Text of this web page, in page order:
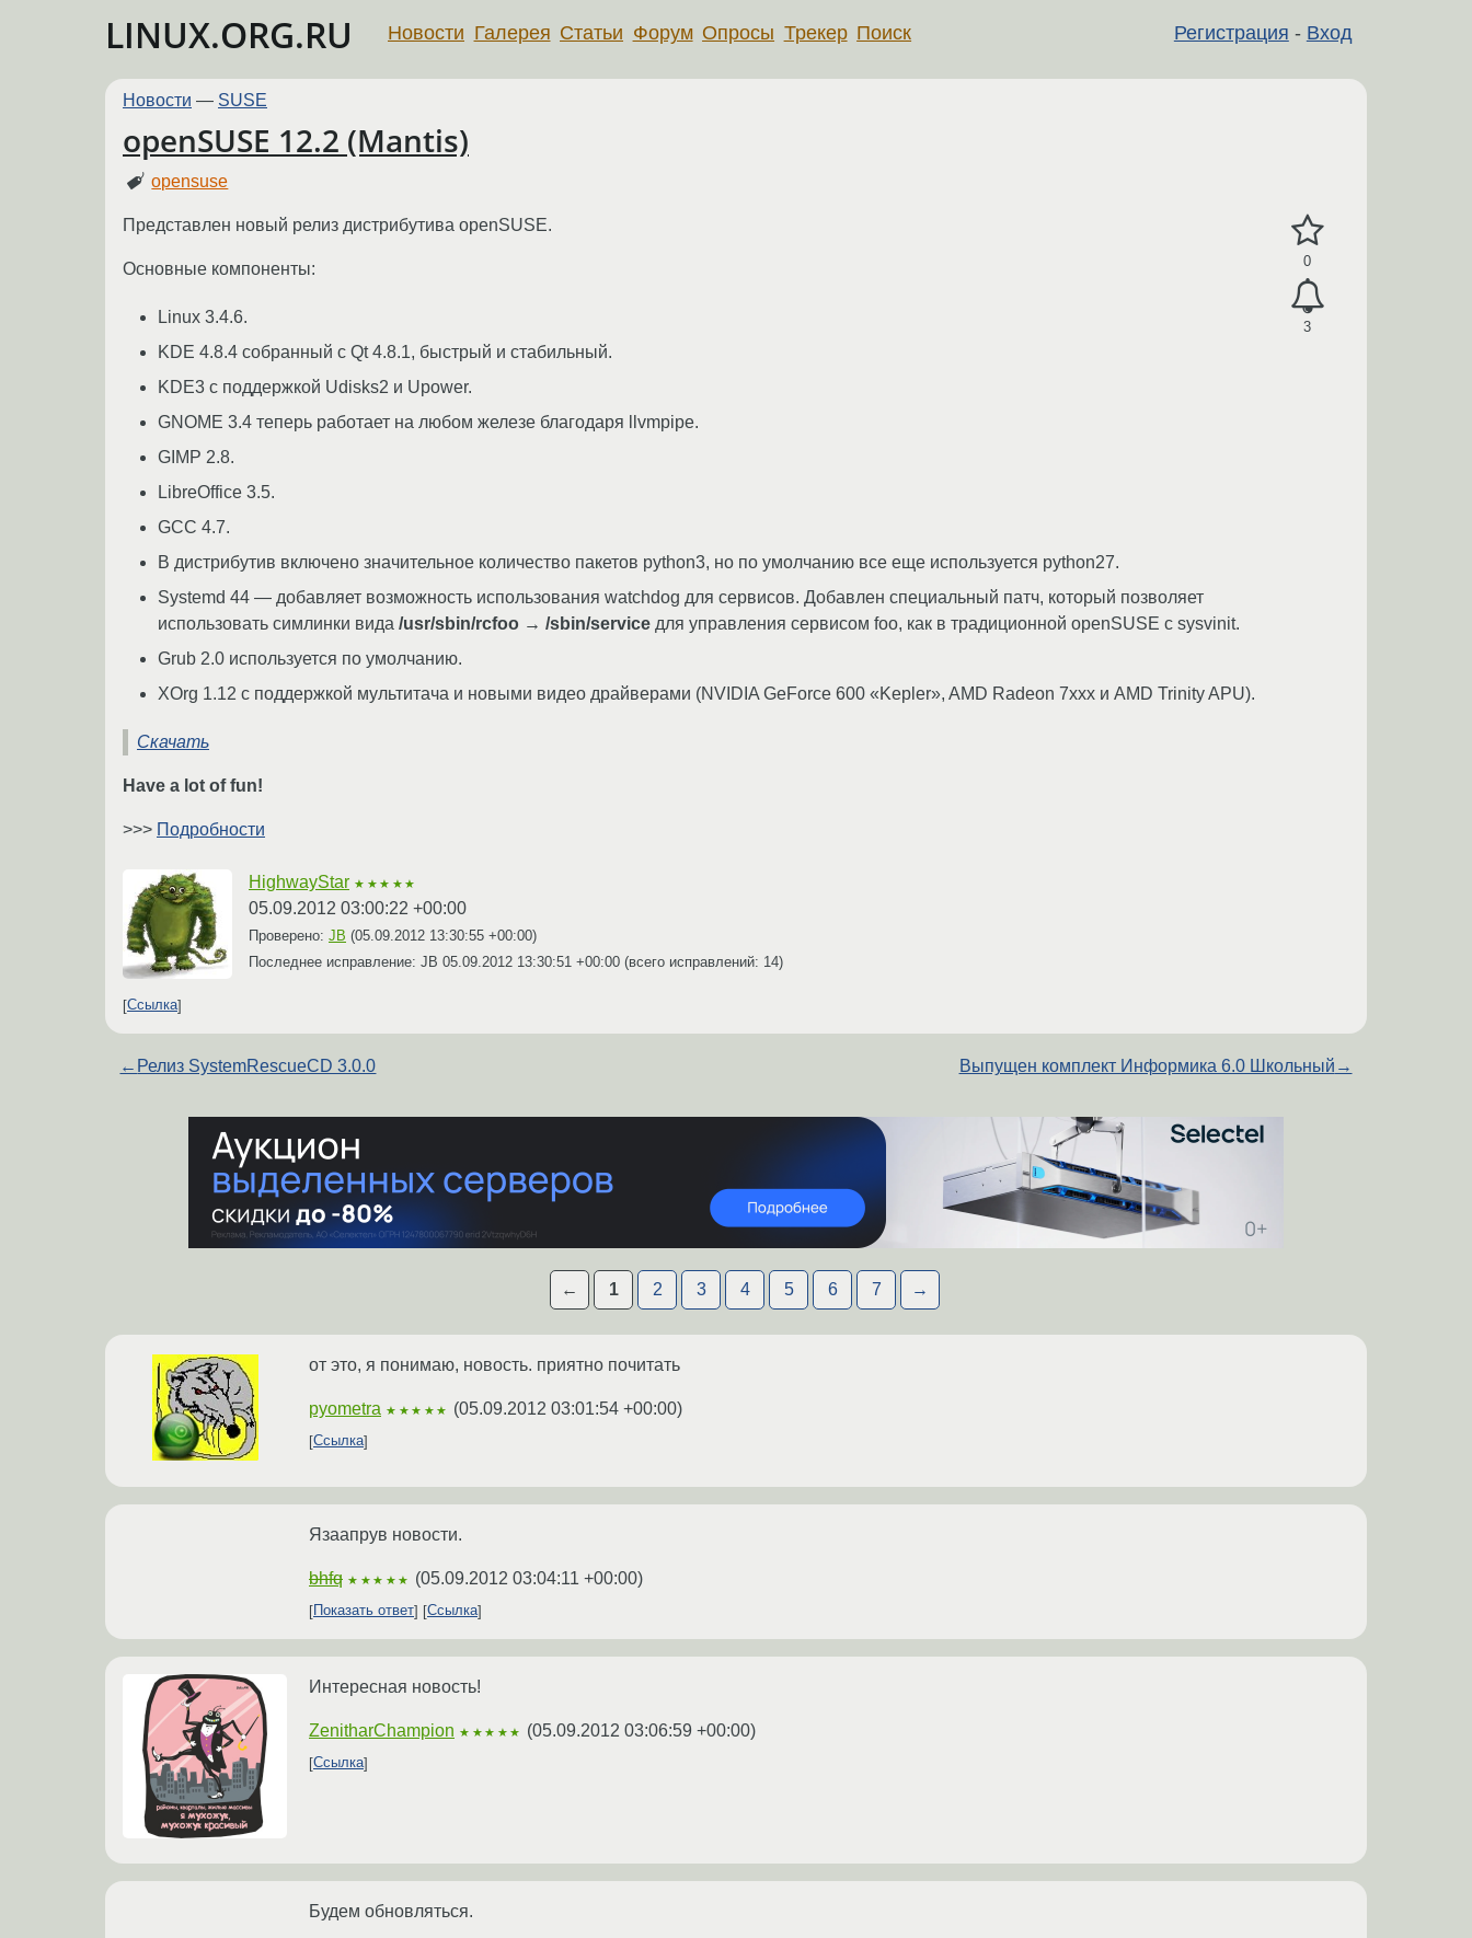
LINUX.ORG.RU Регистрация - Вход
Новости Галерея Статьи Форум Опросы Трекер Поиск
Новости — SUSE
openSUSE 12.2 (Mantis)
opensuse
0
3
Представлен новый релиз дистрибутива openSUSE.
Основные компоненты:
Linux 3.4.6.
KDE 4.8.4 собранный с Qt 4.8.1, быстрый и стабильный.
KDE3 с поддержкой Udisks2 и Upower.
GNOME 3.4 теперь работает на любом железе благодаря llvmpipe.
GIMP 2.8.
LibreOffice 3.5.
GCC 4.7.
В дистрибутив включено значительное количество пакетов python3, но по умолчанию все еще используется python27.
Systemd 44 — добавляет возможность использования watchdog для сервисов. Добавлен специальный патч, который позволяет
использовать симлинки вида /usr/sbin/rcfoo → /sbin/service для управления сервисом foo, как в традиционной openSUSE с sysvinit.
Grub 2.0 используется по умолчанию.
XOrg 1.12 с поддержкой мультитача и новыми видео драйверами (NVIDIA GeForce 600 «Kepler», AMD Radeon 7xxx и AMD Trinity APU).
Скачать
Have a lot of fun!
>>> Подробности
HighwayStar ★★★★★
05.09.2012 03:00:22 +00:00
Проверено: JB (05.09.2012 13:30:55 +00:00)
Последнее исправление: JB 05.09.2012 13:30:51 +00:00 (всего исправлений: 14)
Ссылка
← Релиз SystemRescueCD 3.0.0 Выпущен комплект Информика 6.0 Школьный →
← 1 2 3 4 5 6 7 →
от это, я понимаю, новость. приятно почитать
pyometra ★★★★★ (05.09.2012 03:01:54 +00:00)
Ссылка
Язаапрув новости.
bhfq ★★★★★ (05.09.2012 03:04:11 +00:00)
Показать ответ Ссылка
Интересная новость!
ZenitharChampion ★★★★★ (05.09.2012 03:06:59 +00:00)
Ссылка
Будем обновляться.